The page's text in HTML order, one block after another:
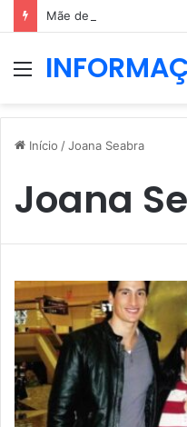
Menu
Início /Joana Seabra
Joana